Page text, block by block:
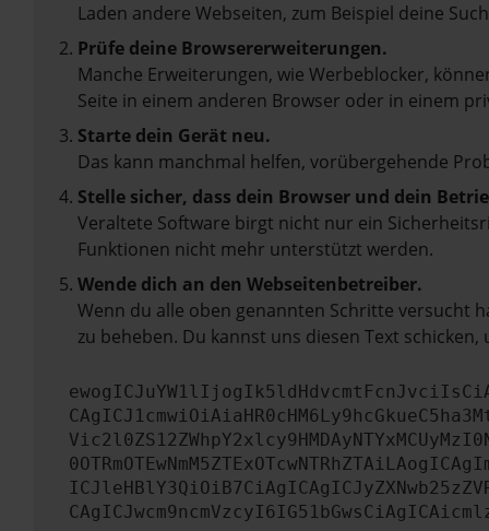
Laden andere Webseiten, zum Beispiel deine
Prüfe deine Browsererweiterungen.
Manche Erweiterungen, wie Werbeblocker,
Seite in einem anderen Browser oder in einem
Starte dein Gerät neu.
Das kann manchmal helfen, vorübergehende
Stelle sicher, dass dein Browser und dein
Veraltete Software birgt nicht nur ein
Funktionen nicht mehr unterstützt werden.
Wende dich an den Webseitenbetreiber.
Wenn du alle oben genannten Schritte versucht
zu beheben. Du kannst uns diesen Text